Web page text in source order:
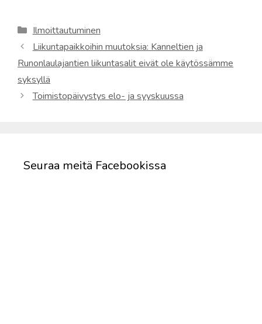
Kategoriat
Ilmoittautuminen
Liikuntapaikkoihin muutoksia: Kanneltien ja
Runonlaulajantien liikuntasalit eivät ole käytössämme
syksyllä
Toimistopäivystys elo- ja syyskuussa
Seuraa meitä Facebookissa